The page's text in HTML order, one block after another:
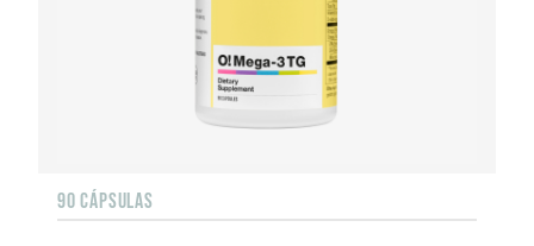
90 CÁPSULAS